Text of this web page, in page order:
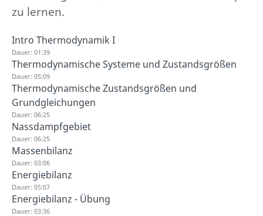
zu lernen.
Intro Thermodynamik I
Dauer: 01:39
Thermodynamische Systeme und Zustandsgrößen
Dauer: 05:09
Thermodynamische Zustandsgrößen und
Grundgleichungen
Dauer: 06:25
Nassdampfgebiet
Dauer: 06:25
Massenbilanz
Dauer: 03:06
Energiebilanz
Dauer: 05:07
Energiebilanz - Übung
Dauer: 03:36